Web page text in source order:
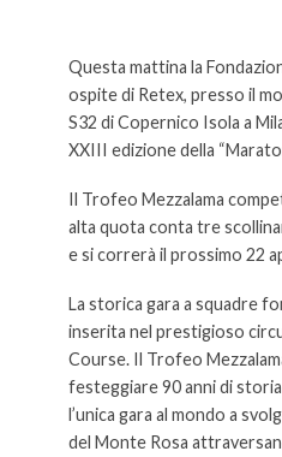
Questa mattina la
ospite di Retex, presso il
S32 di Copernico Isola a
XXIII edizione della
Il Trofeo Mezzalama
alta quota conta tre
e si correrà il prossimo 22
La storica gara a squadre
inserita nel prestigioso
Course. Il Trofeo
festeggiare 90 anni di
l’unica gara al mondo a
del Monte Rosa